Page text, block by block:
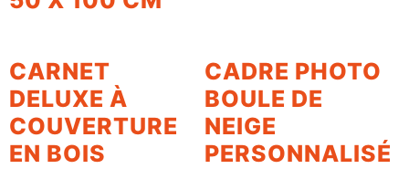
CARNET
DELUXE À
COUVERTURE
EN BOIS
CADRE PHOTO
BOULE DE
NEIGE
PERSONNALISÉ